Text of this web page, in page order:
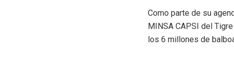
Como parte de su
MINSA CAPSI del
los 6 millones de